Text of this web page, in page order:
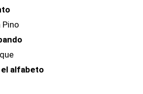
Pino
alfabeto